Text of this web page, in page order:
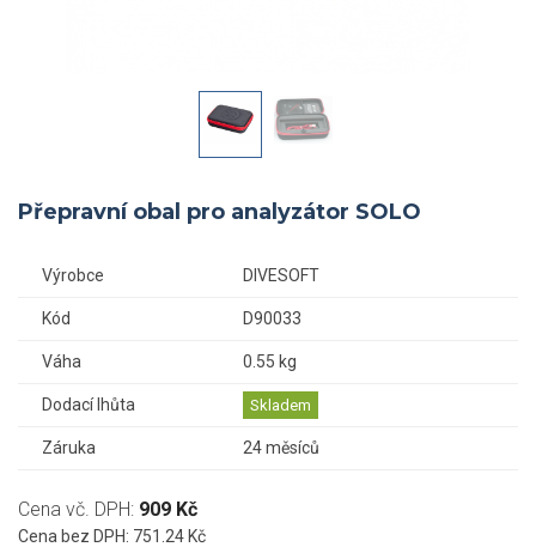
Přepravní obal pro analyzátor SOLO
Výrobce DIVESOFT
Kód D90033
Váha 0.55 kg
Dodací lhůta Skladem
Záruka 24 měsíců
Cena vč. DPH: 909 Kč
Cena bez DPH: 751.24 Kč